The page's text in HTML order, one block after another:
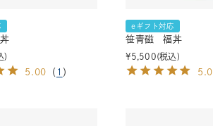
5.00 （ 1 ）
eギフト対応
笹青磁 福丼
¥5,500 税込